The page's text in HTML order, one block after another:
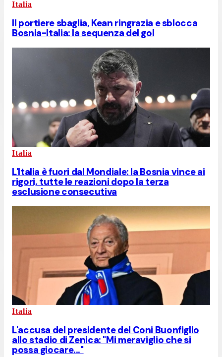
Italia
Il portiere sbaglia, Kean ringrazia e sblocca
Bosnia-Italia: la sequenza del gol
Italia
L'Italia è fuori dal Mondiale: la Bosnia vince ai
rigori, tutte le reazioni dopo la terza
esclusione consecutiva
Italia
L'accusa del presidente del Coni Buonfiglio
allo stadio di Zenica: "Mi meraviglio che si
possa giocare..."